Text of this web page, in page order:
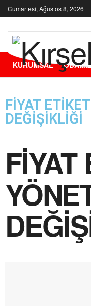
Cumartesi, Ağustos 8, 2026
KURUMSAL
FİYAT
DEĞİŞİKLİĞİ
FİYAT